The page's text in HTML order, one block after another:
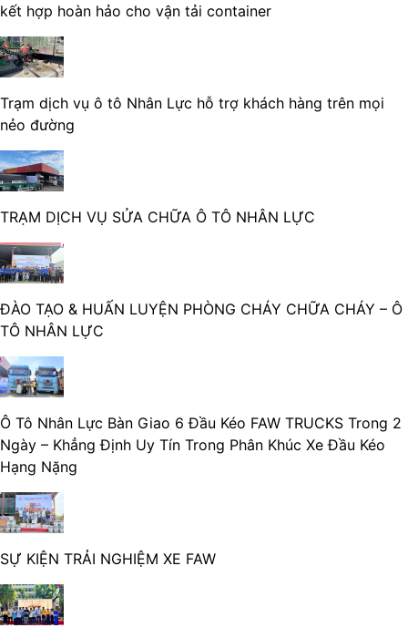
kết hợp hoàn hảo cho vận tải container
Trạm dịch vụ ô tô Nhân Lực hỗ trợ khách hàng trên mọi
nẻo đường
TRẠM DỊCH VỤ SỬA CHỮA Ô TÔ NHÂN LỰC
ĐÀO TẠO & HUẤN LUYỆN PHÒNG CHÁY CHỮA CHÁY – Ô
TÔ NHÂN LỰC
Ô Tô Nhân Lực Bàn Giao 6 Đầu Kéo FAW TRUCKS Trong 2
Ngày – Khẳng Định Uy Tín Trong Phân Khúc Xe Đầu Kéo
Hạng Nặng
SỰ KIỆN TRẢI NGHIỆM XE FAW